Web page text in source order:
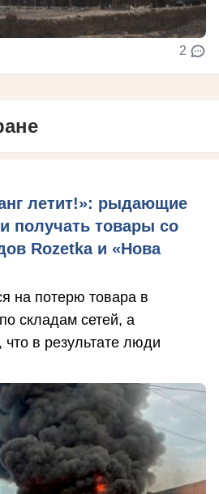
2
летит!»: рыдающие
получать товары со
Rozetka и «Нова
на потерю товара в
складам сетей, а
что в результате люди